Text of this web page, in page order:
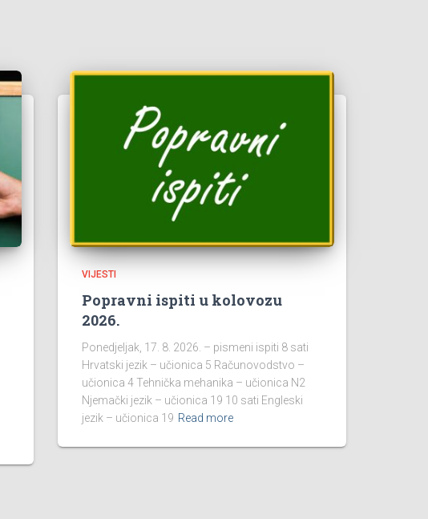
VIJESTI
Popravni ispiti u kolovozu
2026.
Ponedjeljak, 17. 8. 2026. – pismeni ispiti 8 sati
Hrvatski jezik – učionica 5 Računovodstvo –
učionica 4 Tehnička mehanika – učionica N2
Njemački jezik – učionica 19 10 sati Engleski
jezik – učionica 19 Read more